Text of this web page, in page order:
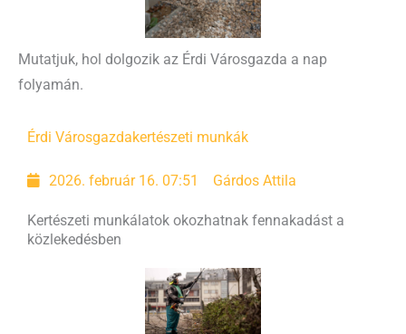
Mutatjuk, hol dolgozik az Érdi Városgazda a nap
folyamán.
Érdi Városgazdakertészeti munkák
2026. február 16. 07:51 Gárdos Attila
Kertészeti munkálatok okozhatnak fennakadást a
közlekedésben